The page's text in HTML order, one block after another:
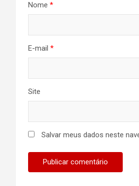
Nome *
E-mail *
Site
Salvar meus dados neste